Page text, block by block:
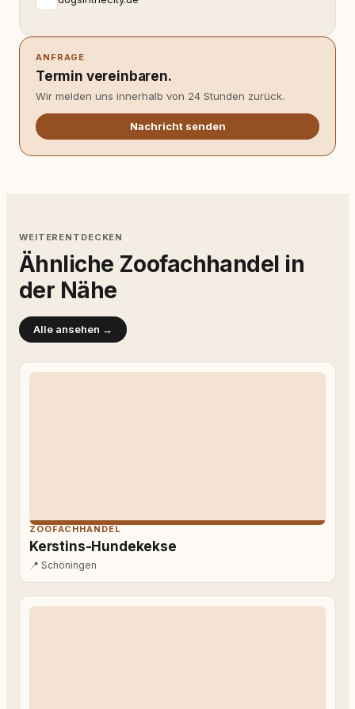
ANFRAGE
Termin vereinbaren.
Wir melden uns innerhalb von 24 Stunden zurück.
Nachricht senden
WEITERENTDECKEN
Ähnliche Zoofachhandel in
der Nähe
Alle ansehen →
ZOOFACHHANDEL
Kerstins-Hundekekse
📍 Schöningen